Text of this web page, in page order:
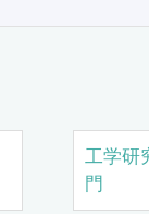
工学研
門